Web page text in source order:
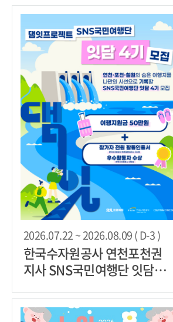
2026.07.22 ~ 2026.08.09 ( D-3 )
한국수자원공사 연천포천권
지사 SNS국민여행단 잇담4기